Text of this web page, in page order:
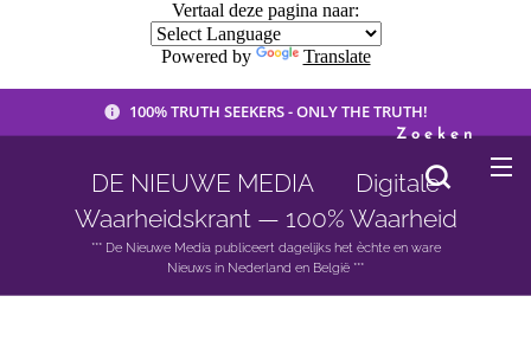
Vertaal deze pagina naar:
Powered by Translate
100% TRUTH SEEKERS - ONLY THE TRUTH!
DE NIEUWE MEDIA 🟣 Digitale
Waarheidskrant — 100% Waarheid
*** De Nieuwe Media publiceert dagelijks het èchte en ware
Nieuws in Nederland en België ***
Zoeken